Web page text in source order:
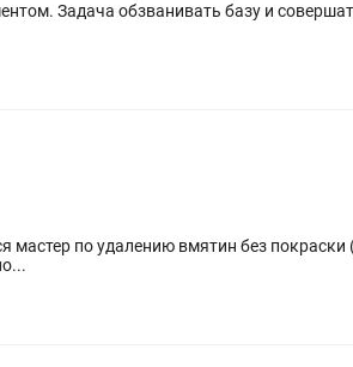
Задача обзванивать базу и совершать в